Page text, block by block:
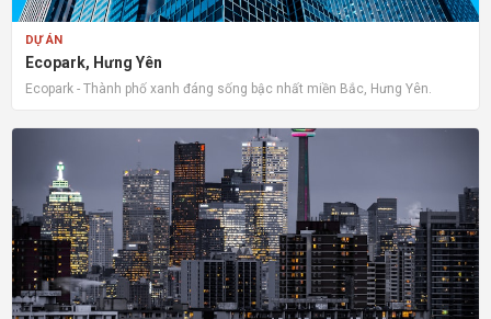
DỰ ÁN
Ecopark, Hưng Yên
Ecopark - Thành phố xanh đáng sống bậc nhất miền Bắc, Hưng Yên.